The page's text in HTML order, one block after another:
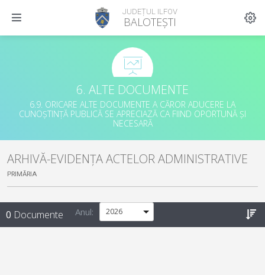
JUDEȚUL ILFOV
BALOTEȘTI
6. ALTE DOCUMENTE
6.9. ORICARE ALTE DOCUMENTE A CĂROR ADUCERE LA
CUNOȘTINȚĂ PUBLICĂ SE APRECIAZĂ CA FIIND OPORTUNĂ ȘI
NECESARĂ
ARHIVĂ-EVIDENȚA ACTELOR ADMINISTRATIVE
PRIMĂRIA
0 Documente Anul: